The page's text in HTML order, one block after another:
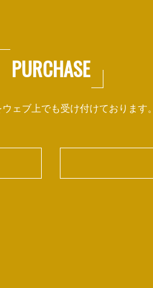
PURCHASE
ェブ上でも受け付けております。